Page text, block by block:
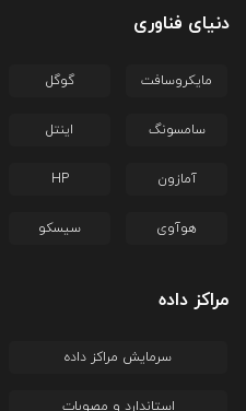
دنیای فناوری
مایکروسافت گوگل
سامسونگ اینتل
آمازون HP
هوآوی سیسکو
مراکز داده
سرمایش مراکز داده
استاندارد و مصوبات